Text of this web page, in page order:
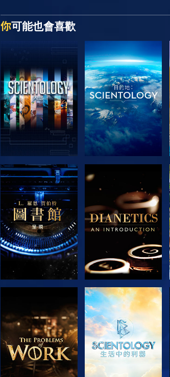
你可能也會喜歡
探索系列節目 探索系列節目
探索系列節目 觀看